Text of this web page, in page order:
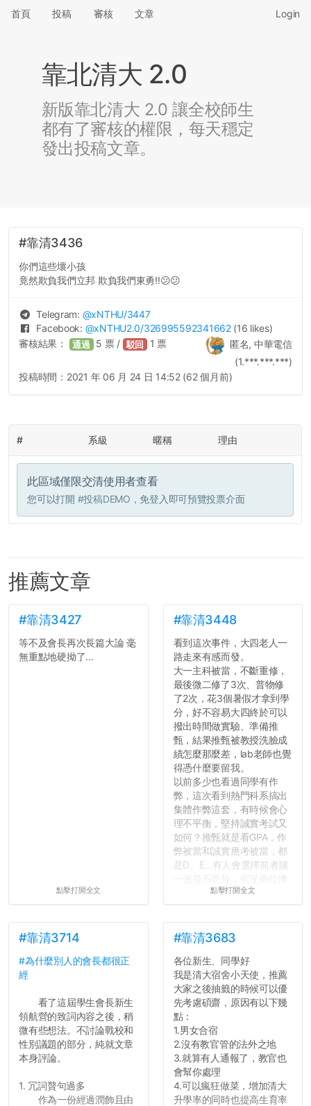
首頁 投稿 審核 文章 Login
靠北清大 2.0
新版靠北清大 2.0 讓全校師生
都有了審核的權限，每天穩定
發出投稿文章。
#靠清3436
你們這些壞小孩
竟然欺負我們立邦 欺負我們東勇!!😕😕
Telegram: @xNTHU/3447
Facebook: @xNTHU2.0/326995592341662 (16 likes)
匿名, 中華電信
(1.***.***.***)
審核結果： 通過 5 票 / 駁回 1 票
投稿時間： 2021 年 06 月 24 日 14:52 (62 個月前)
# 系級 暱稱 理由
此區域僅限交清使用者查看
您可以打開 #投稿DEMO ，免登入即可預覽投票介面
推薦文章
#靠清3427
等不及會長再次長篇大論 毫
無重點地硬拗了...
點擊打開全文
#靠清3448
看到這次事件，大四老人一
路走來有感而發。
大一主科被當，不斷重修，
最後微二修了3次、普物修
了2次，花3個暑假才拿到學
分，好不容易大四終於可以
撥出時間做實驗、準備推
甄，結果推甄被教授洗臉成
績怎麼那麼差，lab老師也覺
得憑什麼要留我。
以前多少也看過同學有作
弊，這次看到熱門科系搞出
集體作弊這套，有時候會心
理不平衡，堅持誠實考試又
如何？推甄就是看GPA，作
弊被當和誠實應考被當，都
是D、E...有人會選擇前者賭
心教授看起來要輕輕放下
長作弊的風氣。
反正老人我明天就要搬離新
竹，之後如何發展與我無
關，就當最後一天發個牢騷
吧XD，祝學弟妹們修課順利
~~...
點擊打開全文
#靠清3714
#為什麼別人的會長都很正
經
看了這屆學生會長新生
領航營的致詞內容之後，稍
微有些想法。不討論戰校和
性別議題的部分，純就文章
本身評論。
1. 冗詞贅句過多
作為一份經過潤飾且由
#靠清3683
各位新生、同學好
我是清大宿舍小天使，推薦
大家之後抽籤的時候可以優
先考慮碩齋，原因有以下幾
點：
1.男女合宿
2.沒有教官管的法外之地
3.就算有人通報了，教官也
會幫你處理
4.可以瘋狂做菜，增加清大
升學率的同時也提高生育率